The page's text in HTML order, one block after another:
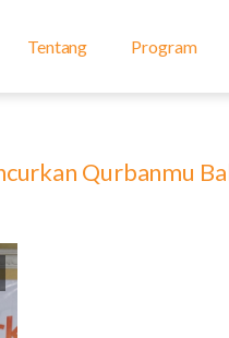
Tentang Program
Qurbanmu